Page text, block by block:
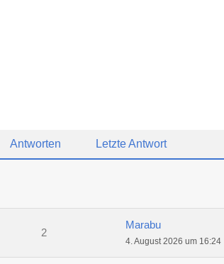
Antworten Letzte Antwort
2
Marabu
4. August 2026 um 16:24